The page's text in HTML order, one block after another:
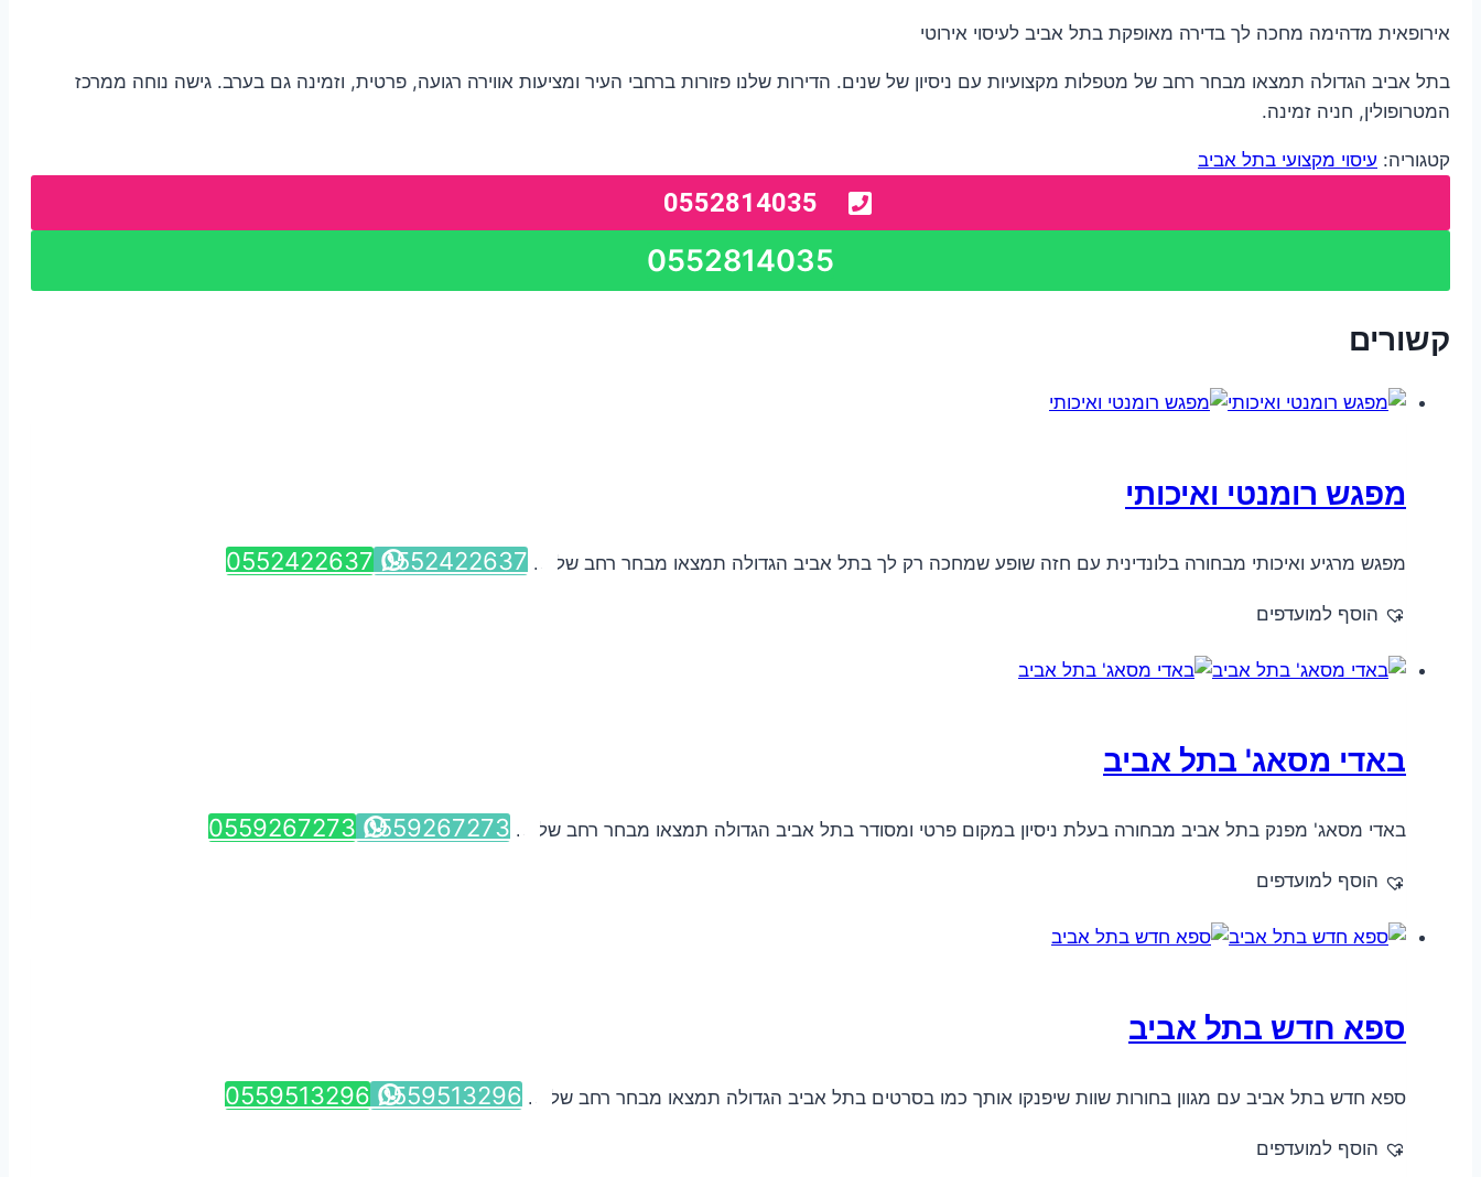
אירופאית מדהימה מחכה לך בדירה מאופקת בתל אביב לעיסוי אירוטי
בתל אביב הגדולה תמצאו מבחר רחב של מטפלות מקצועיות עם ניסיון של שנים. הדירות שלנו פזורות ברחבי העיר ומציעות אווירה רגועה, פרטית, וזמינה גם בערב. גישה נוחה ממרכז
המטרופולין, חניה זמינה.
קטגוריה: עיסוי מקצועי בתל אביב
0552814035
0552814035
קשורים
מפגש רומנטי ואיכותי
מפגש מרגיע ואיכותי מבחורה בלונדינית עם חזה שופע שמחכה רק לך בתל אביב הגדולה תמצאו מבחר רחב של ... 0552422637
0552422637
הוסף למועדפים
באדי מסאג' בתל אביב
באדי מסאג' מפנק בתל אביב מבחורה בעלת ניסיון במקום פרטי ומסודר בתל אביב הגדולה תמצאו מבחר רחב של ... 0559267273
0559267273
הוסף למועדפים
ספא חדש בתל אביב
ספא חדש בתל אביב עם מגוון בחורות שוות שיפנקו אותך כמו בסרטים בתל אביב הגדולה תמצאו מבחר רחב של ... 0559513296
0559513296
הוסף למועדפים